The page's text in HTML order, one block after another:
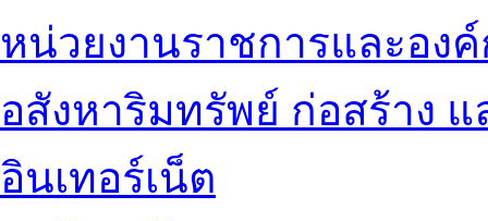
หน่วยงานราชการและอง
อสังหาริมทรัพย์ ก่อสร้าง
อินเทอร์เน็ต